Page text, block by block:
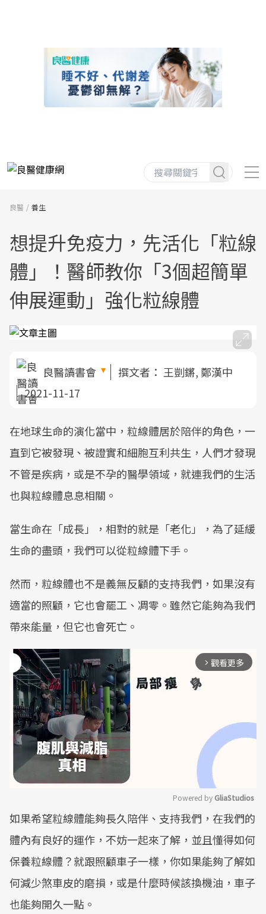
良醫 養生
想提升免疫力，先活化「粒線
體」！醫師教你「3個超簡單
伸展運動」強化粒線體
良醫讀書會 撰文者： 王剴鏘, 鄭漢中
2021-11-17
在地球生命的演化當中，粒線體居於陪伴的角色，一
直到它被發現、被證實和細胞互利共生，人們才發現
不管是疾病，或是不孕的醫學領域，就連我們的生活
也與粒線體息息相關。
當生命在「成長」，相對的就是「老化」，為了延緩
生命的盡頭，我們可以從粒線體下手。
然而，粒線體也不是義無反顧的支持我們，如果沒有
適當的照顧，它也會罷工、凋零。雖然它能夠為我們
帶來能量，但它也會死亡。
arrow_forward_ios 觀看更多
Mute
Powered by GliaStudios
如果希望粒線體能夠長久陪伴、支持我們，在我們的
體內有良好的運作，不妨一起來了解，並且懂得如何
保養粒線體？就跟照顧車子一樣，你如果能夠了解如
何減少煞車皮的磨損，或是什麼時候該換機油，車子
也能夠開久一點。